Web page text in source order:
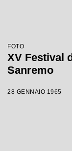
FOTO
XV Festival
Sanremo
28 GENNAIO 1965